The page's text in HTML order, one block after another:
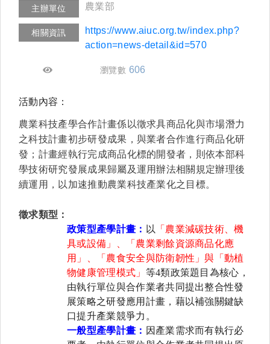
主辦單位 農業部
相關資訊
https://www.aiuc.org.tw/index.php?
action=news-detail&id=570
瀏覽數 606
活動內容：
農業科技產學合作計畫係以徵求具商品化與市場潛力
之科技計畫初步研發成果，與業者合作進行商品化研
發；計畫經執行完成商品化標的開發者，則依本部科
學技術研究發展成果歸屬及運用辦法相關規定辦理後
續運用，以加速推動農業科技產業化之目標。
徵求類型：
政策型產學計畫： 以
「農業減碳技術、機
具或設備」、「農業剩餘資源商品化應
用」、「農食安全與防衛韌性」與「動植
物健康管理模式」 等4類政策題目為核心，
由執行單位與合作業者共同提出整合性發
展策略之研發應用計畫，藉以補強關鍵缺
口提升產業競爭力。
一般型產學計畫： 因產業需求而有執行必